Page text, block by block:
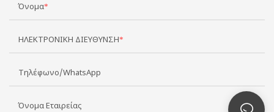
Όνομα
ΗΛΕΚΤΡΟΝΙΚΗ ΔΙΕΥΘΥΝΣΗ
Τηλέφωνο/WhatsApp
Όνομα Εταιρείας